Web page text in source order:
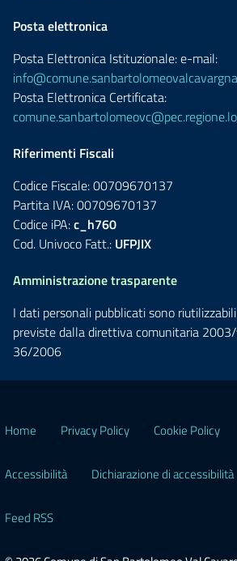
Posta elettronica
Posta Elettronica Istituzionale: e-mail:
Posta Elettronica Certificata:
Riferimenti Fiscali
Codice Fiscale: 00709670137
Partita IVA: 00709670137
Codice iPA:c_h760
Cod. Univoco Fatt.: UFPJIX
Amministrazione trasparente
I dati personali pubblicati sono
previste dalla direttiva comunitaria
36/2006
Home Privacy Policy Cookie Policy
Accessibilità Dichiarazione di accessibilità
Feed RSS